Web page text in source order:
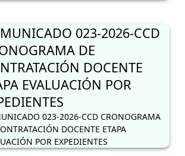
023-2026-CCD
DE
DOCENTE
EVALUACIÓN POR
023-2026-CCD CRONOGRAMA
DOCENTE ETAPA
POR EXPEDIENTES